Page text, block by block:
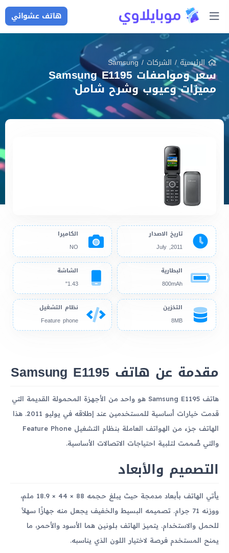
هاتف عشوائي
الرئيسية/ الشركات /
Samsung
سعر ومواصفات Samsung E1195
مميزات وعيوب وشرح شامل
تاريخ الاصدار
2011, July
الكاميرا
NO
البطارية
800mAh
الشاشة
1.43"
التخزين
8MB
نظام التشغيل
Feature phone
مقدمة عن هاتف Samsung E1195
هاتف Samsung E1195 هو واحد من الأجهزة المحمولة القديمة التي
قدمت خيارات أساسية للمستخدمين عند إطلاقه في يوليو 2011. هذا
الهاتف جزء من الهواتف العاملة بنظام التشغيل Feature Phone
والتي صُممت لتلبية احتياجات الاتصالات الأساسية.
التصميم والأبعاد
يأتي الهاتف بأبعاد مدمجة حيث يبلغ حجمه 88 × 44 × 18.9 ملم،
ووزنه 71 جرام. تصميمه البسيط والخفيف يجعل منه جهازًا سهلاً
للحمل والاستخدام. يتميز الهاتف بلونين هما الأسود والأحمر، ما
يمنح المستخدم فرصة لاختيار اللون الذي يناسبه.